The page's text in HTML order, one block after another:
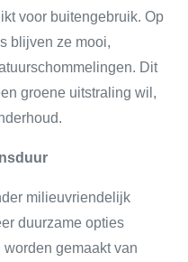
voor buitengebruik. Op
blijven ze mooi,
Dit
groene uitstraling wil,
milieuvriendelijk
duurzame opties
gemaakt van